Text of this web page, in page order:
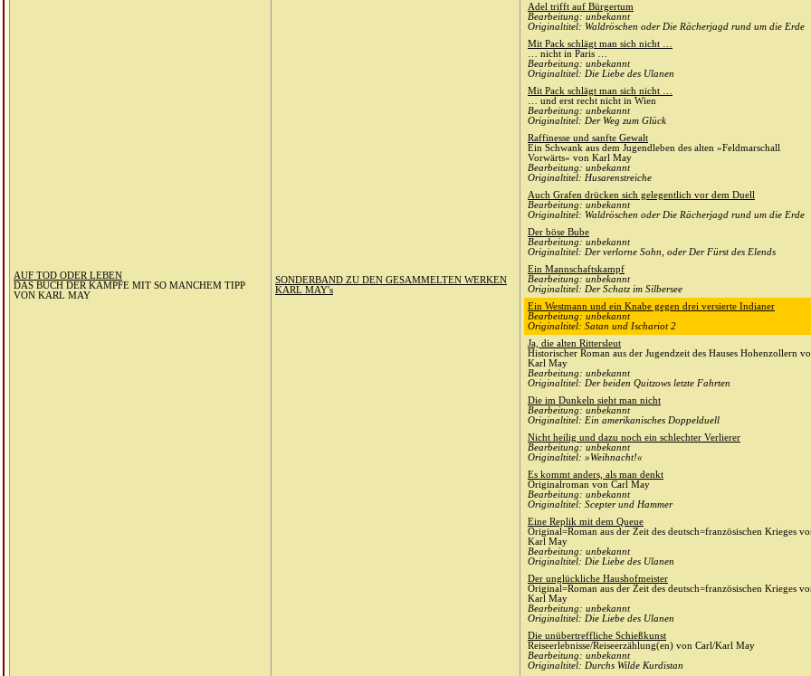
AUF TOD ODER LEBEN
DAS BUCH DER KÄMPFE MIT SO MANCHEM TIPP
VON KARL MAY
SONDERBAND ZU DEN GESAMMELTEN WERKEN
KARL MAY's
Adel trifft auf Bürgertum
Bearbeitung: unbekannt
Originaltitel: Waldröschen oder Die Rächerjagd rund um die Erde
Mit Pack schlägt man sich nicht …
… nicht in Paris …
Bearbeitung: unbekannt
Originaltitel: Die Liebe des Ulanen
Mit Pack schlägt man sich nicht …
… und erst recht nicht in Wien
Bearbeitung: unbekannt
Originaltitel: Der Weg zum Glück
Raffinesse und sanfte Gewalt
Ein Schwank aus dem Jugendleben des alten »Feldmarschall
Vorwärts« von Karl May
Bearbeitung: unbekannt
Originaltitel: Husarenstreiche
Auch Grafen drücken sich gelegentlich vor dem Duell
Bearbeitung: unbekannt
Originaltitel: Waldröschen oder Die Rächerjagd rund um die Erde
Der böse Bube
Bearbeitung: unbekannt
Originaltitel: Der verlorne Sohn, oder Der Fürst des Elends
Ein Mannschaftskampf
Bearbeitung: unbekannt
Originaltitel: Der Schatz im Silbersee
Ein Westmann und ein Knabe gegen drei versierte Indianer
Bearbeitung: unbekannt
Originaltitel: Satan und Ischariot 2
Ja, die alten Rittersleut
Historischer Roman aus der Jugendzeit des Hauses Hohenzollern
Karl May
Bearbeitung: unbekannt
Originaltitel: Der beiden Quitzows letzte Fahrten
Die im Dunkeln sieht man nicht
Bearbeitung: unbekannt
Originaltitel: Ein amerikanisches Doppelduell
Nicht heilig und dazu noch ein schlechter Verlierer
Bearbeitung: unbekannt
Originaltitel: »Weihnacht!«
Es kommt anders, als man denkt
Originalroman von Carl May
Bearbeitung: unbekannt
Originaltitel: Scepter und Hammer
Eine Replik mit dem Queue
Original=Roman aus der Zeit des deutsch=französischen Krieges
Karl May
Bearbeitung: unbekannt
Originaltitel: Die Liebe des Ulanen
Der unglückliche Haushofmeister
Original=Roman aus der Zeit des deutsch=französischen Krieges
Karl May
Bearbeitung: unbekannt
Originaltitel: Die Liebe des Ulanen
Die unübertreffliche Schießkunst
Reiseerlebnisse/Reiseerzählung(en) von Carl/Karl May
Bearbeitung: unbekannt
Originaltitel: Durchs Wilde Kurdistan